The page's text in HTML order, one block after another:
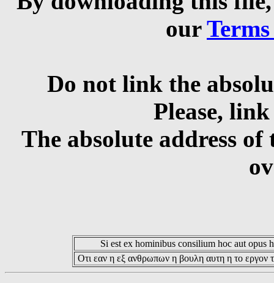
our
Do not link the
Please,
The absolute address
Si est ex hominibus consilium hoc aut opus
Οτι εαν η εξ ανθρωπων η βουλη αυτη η το εργον